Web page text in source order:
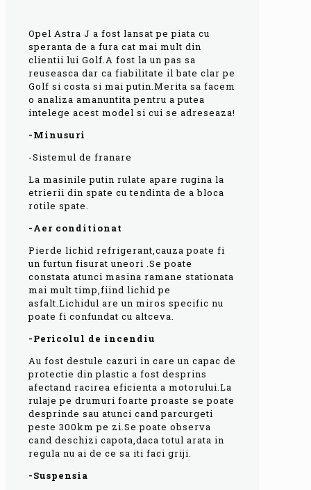
Opel Astra J a fost lansat pe piata cu
speranta de a fura cat mai mult din
clientii lui Golf.A fost la un pas sa
reuseasca dar ca fiabilitate il bate clar pe
Golf si costa si mai putin.Merita sa facem
o analiza amanuntita pentru a putea
intelege acest model si cui se adreseaza!
-Minusuri
-Sistemul de franare
La masinile putin rulate apare rugina la
etrierii din spate cu tendinta de a bloca
rotile spate.
-Aer conditionat
Pierde lichid refrigerant,cauza poate fi
un furtun fisurat uneori .Se poate
constata atunci masina ramane stationata
mai mult timp,fiind lichid pe
asfalt.Lichidul are un miros specific nu
poate fi confundat cu altceva.
-Pericolul de incendiu
Au fost destule cazuri in care un capac de
protectie din plastic a fost desprins
afectand racirea eficienta a motorului.La
rulaje pe drumuri foarte proaste se poate
desprinde sau atunci cand parcurgeti
peste 300km pe zi.Se poate observa
cand deschizi capota,daca totul arata in
regula nu ai de ce sa iti faci griji.
-Suspensia